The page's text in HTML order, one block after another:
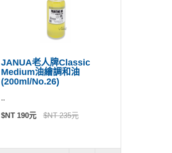
JANUA老人牌Classic
Medium油繪調和油
(200ml/No.26)
..
$NT 190元 $NT 235元